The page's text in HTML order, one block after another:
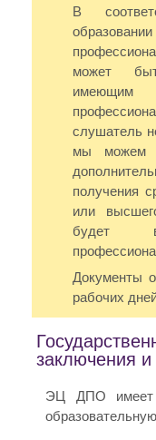
В
может
имеющим
слушатель
мы можем
получения
или
будет
Документы
рабочих
заключения
ЭЦ ДПО имеет